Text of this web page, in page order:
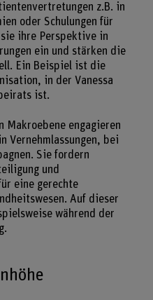
z.B. in
oder Schulungen für
ihre Perspektive in
ein und stärken die
Ein Beispiel ist die
in der Vanessa
ist.
Makroebene engagieren
Vernehmlassungen, bei
Sie fordern
und
eine gerechte
Auf dieser
während der